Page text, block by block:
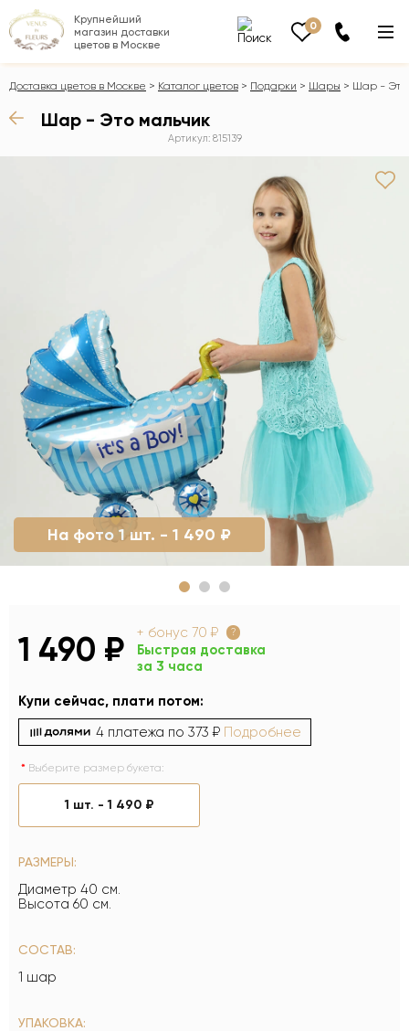
Крупнейший
магазин доставки
цветов в Москве
0
Доставка цветов в Москве Каталог цветов Подарки Шары Шар - Это
Шар - Это мальчик
Артикул: 815139
На фото 1 шт. - 1 490 ₽
1 490 ₽ + бонус 70 ₽ ?
Быстрая доставка
за 3 часа
Купи сейчас, плати потом:
4 платежа по 373 ₽ Подробнее
Выберите размер букета:
1 шт. -1 490 ₽
РАЗМЕРЫ:
Диаметр 40 см.
Высота 60 см.
СОСТАВ:
1 шар
УПАКОВКА: